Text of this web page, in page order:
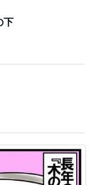
下